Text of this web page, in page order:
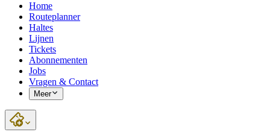
Home
Routeplanner
Haltes
Lijnen
Tickets
Abonnementen
Jobs
Vragen & Contact
Meer